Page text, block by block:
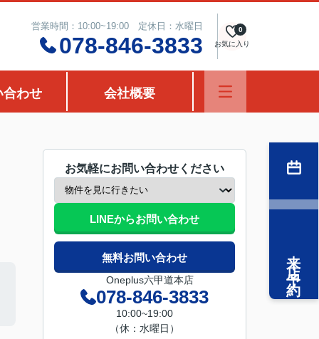
営業時間：10:00~19:00 定休日：水曜日
078-846-3833 お気に入り
0
合わせ 会社概要
お気軽にお問い合わせください
LINEからお問い合わせ
無料お問い合わせ
Oneplus六甲道本店
078-846-3833
10:00~19:00
（休：水曜日）
来店予約